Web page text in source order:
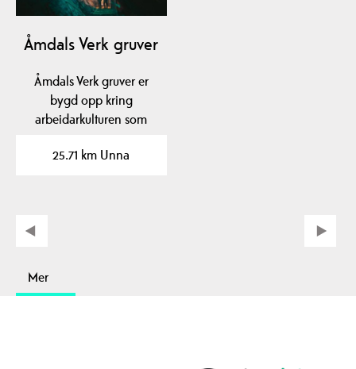
Åmdals Verk gruver
Åmdals Verk gruver er
bygd opp kring
arbeidarkulturen som
for.…
25.71 km Unna
Mer